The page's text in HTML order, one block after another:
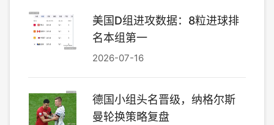
美国D组进攻数据：8粒进球排
名本组第一
2026-07-16
德国小组头名晋级，纳格尔斯
曼轮换策略复盘